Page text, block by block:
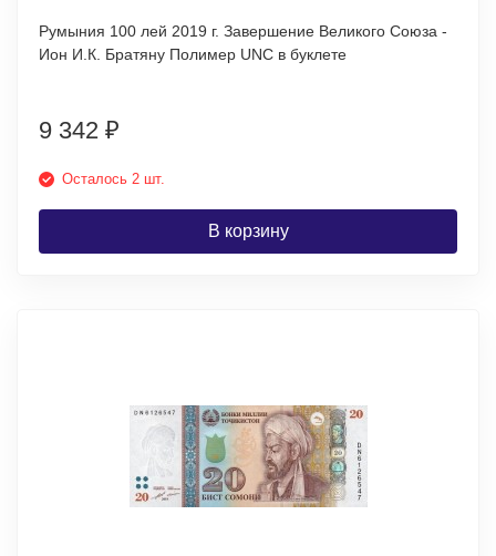
Румыния 100 лей 2019 г. Завершение Великого Союза -
Ион И.К. Братяну Полимер UNC в буклете
9 342 ₽
Осталось 2 шт.
В корзину